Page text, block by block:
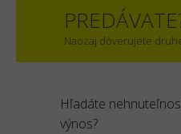
Naozaj dôverujete
Hľadáte
výnos?